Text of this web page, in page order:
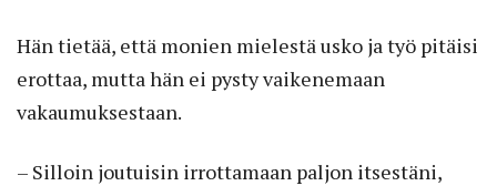
Hän tietää, että monien mielestä usko ja työ pitäisi
erottaa, mutta hän ei pysty vaikenemaan
vakaumuksestaan.
– Silloin joutuisin irrottamaan paljon itsestäni,